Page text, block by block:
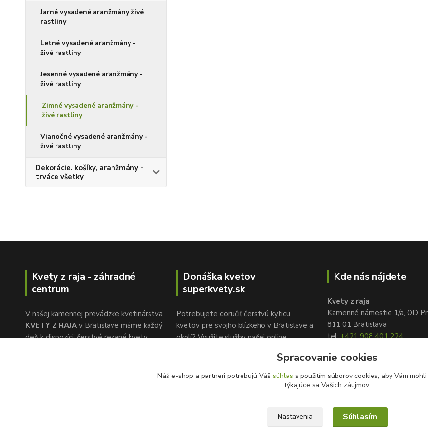
Jarné vysadené aranžmány živé
rastliny
Letné vysadené aranžmány -
živé rastliny
Jesenné vysadené aranžmány -
živé rastliny
Zimné vysadené aranžmány -
živé rastliny
Vianočné vysadené aranžmány -
živé rastliny
Dekorácie. košíky, aranžmány -
trváce všetky
Kvety z raja - záhradné
centrum
V našej kamennej prevádzke kvetinárstva
KVETY Z RAJA v Bratislave máme každý
deň k dispozícii čerstvé rezané kvety,
rýchlemu servisu je to, čo nás oddeľuje od
Donáška kvetov
superkvety.sk
Potrebujete doručiť čerstvú kyticu
kvetov pre svojho blízkeho v Bratislave a
okolí? Využite služby našej online
www.superkvety.sk, www.kvetyzraja.sk
Kde nás nájdete
Kvety z raja
Kamenné námestie 1/a, OD
811 01 Bratislava
tel:+421 908 401 224
Spracovanie cookies
Náš e-shop a partneri potrebujú Váš súhlas s použitím súborov cookies, aby Vám
týkajúce sa Vašich záujmov.
Nastavenia Súhlasím